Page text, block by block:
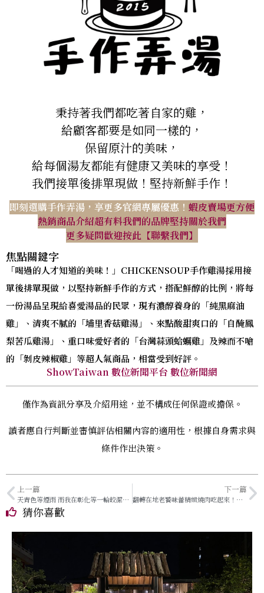
秉持著我們都吃著自家的雞，
給顧客都要是如同一樣的，
保留原汁的美味，
給每個湯友都能有健康又美味的享受！
我們接單後排單現做！堅持新鮮手作！
即刻選購手作弄湯，享更多官網專屬優惠！ 蝦皮賣場更方便
熱銷商品介紹超有料我們的品牌堅持關於我們
更多疑問歡迎按此【聯繫我們】
焦點關鍵字
「喝過的人才知道的美味！」CHICKENSOUP手作雞湯採用接
單後排單現做，以堅持新鮮手作的方式，搭配鮮醇的比例，將每
一份湯品呈現給喜愛湯品的民眾，現有濃醇養身的「純黑麻油
雞」、清爽不膩的「埔里香菇雞湯」、來點酸甜爽口的「自醃鳳
梨苦瓜雞湯」、重口味愛好者的「台灣蒜頭蛤蠣雞」及辣而不嗆
的「剝皮辣椒雞」等超人氣商品，相當受到好評。
ShowTaiwan 數位新聞平台 數位新聞網
僅作為資訊分享及介紹用途，並不構成任何保證或擔保。
讀者應自行判斷並審慎評估相關內容的適用性，根據自身需求與
條件作出決策。
上一篇
天青色等煙雨 而我在彰化等一輪皎潔月光
下一篇
翻轉在地老饕味蕾精緻燒肉吃起來！吃到飽燒肉不思議 宜蘭「糧2燒肉」翻轉在地味蕾
猜你喜歡